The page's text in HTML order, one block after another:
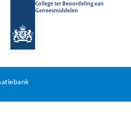
College ter Beoordeling van
Geneesmiddelen